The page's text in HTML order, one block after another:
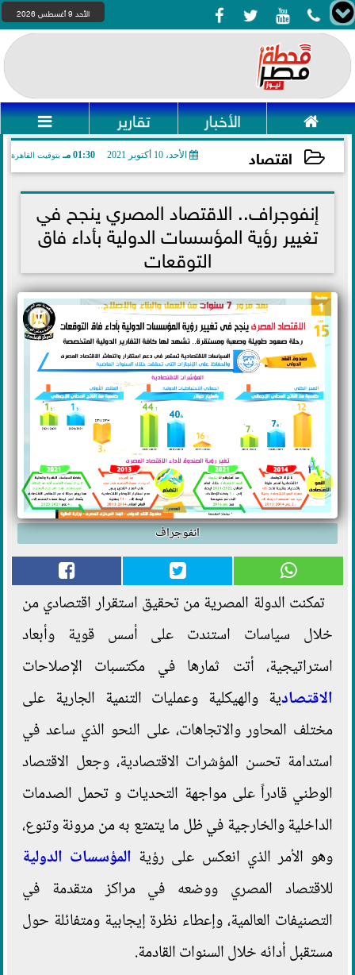
    الأحد 9 أغسطس 2026
 الأخبار تقارير 
اقتصاد الأحد، 10 أكتوبر 2021 01:30 مـ بتوقيت القاهرة
2021-10-10 13:30:06إنفوجراف.. الاقتصاد المصري ينجح في
تغيير رؤية المؤسسات الدولية بأداء فاق
التوقعات
انفوجراف
تمكنت الدولة المصرية من تحقيق استقرار اقتصادي من
خلال سياسات استندت على أسس قوية وأبعاد
استراتيجية، أتت ثمارها في مكتسبات الإصلاحات
الاقتصادية والهيكلية وعمليات التنمية الجارية على
مختلف المحاور والاتجاهات، على النحو الذي ساعد في
استدامة تحسن المؤشرات الاقتصادية، وجعل الاقتصاد
الوطني قادراً على مواجهة التحديات و تحمل الصدمات
الداخلية والخارجية في ظل ما يتمتع به من مرونة وتنوع،
وهو الأمر الذي انعكس على رؤية المؤسسات الدولية
للاقتصاد المصري ووضعه في مراكز متقدمة في
التصنيفات العالمية، وإعطاء نظرة إيجابية ومتفائلة حول
مستقبل أدائه خلال السنوات القادمة.